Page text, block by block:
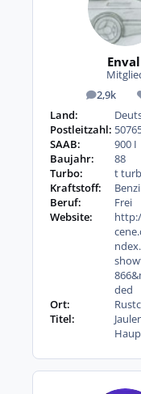
2,9k
Beiträge
Land:
Postleitzahl:
SAAB:
900 I
Baujahr:
88
Turbo:
t
Kraftstoff:
Beruf:
Frei
Website:
ded
Ort:
Titel: